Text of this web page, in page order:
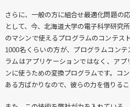
さらに、一般の方に組合せ最適化問題の
として、今、北海道大学の電子科学研究
のマシンで使えるプログラムのコンテス
1000名くらいの方が、プログラムコン
ラムはアプリケーションではなく、ア
ンに使うための変換プログラムです。コ
ある方ばかりなので、彼らの力を借りるこ